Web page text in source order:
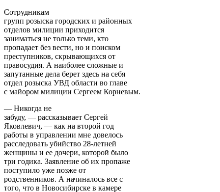
Сотрудникам
групп розыска городских и районных
отделов милиции приходится
заниматься не только теми, кто
пропадает без вести, но и поиском
преступников, скрывающихся от
правосудия. А наиболее сложные и
запутанные дела берет здесь на себя
отдел розыска УВД области во главе
с майором милиции Сергеем Корневым.
— Никогда не
забуду, — рассказывает Сергей
Яковлевич, — как на второй год
работы в управлении мне довелось
расследовать убийство 28-летней
женщины и ее дочери, которой было
три годика. Заявление об их пропаже
поступило уже позже от
родственников. А начиналось все с
того, что в Новосибирске в камере